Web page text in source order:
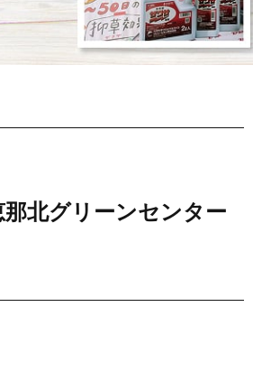
北グリーンセンター